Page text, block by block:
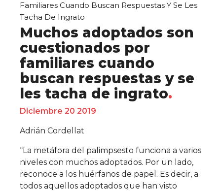
Familiares Cuando Buscan Respuestas Y Se Les
Tacha De Ingrato
Muchos adoptados son
cuestionados por
familiares cuando
buscan respuestas y se
les tacha de ingrato
Diciembre 20 2019
Adrián Cordellat
“La metáfora del palimpsesto funciona a varios
niveles con muchos adoptados. Por un lado,
reconoce a los huérfanos de papel. Es decir, a
todos aquellos adoptados que han visto